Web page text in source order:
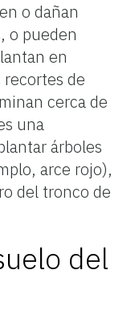
o dañan
o pueden
en
de
cerca de
una
árboles
arce rojo),
del tronco de
del